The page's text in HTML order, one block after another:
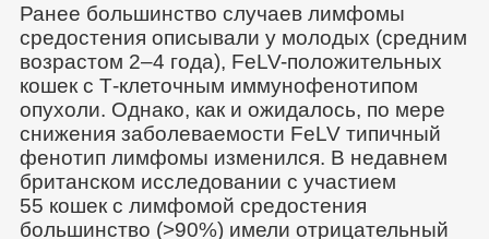
Ранее большинство случаев лимфомы
средостения описывали у молодых (средним
возрастом 2–4 года), FeLV-положительных
кошек с Т-клеточным иммунофенотипом
опухоли. Однако, как и ожидалось, по мере
снижения заболеваемости FeLV типичный
фенотип лимфомы изменился. В недавнем
британском исследовании с участием
55 кошек с лимфомой средостения
большинство (>90%) имели отрицательный